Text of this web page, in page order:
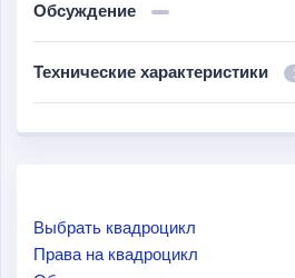
Обсуждение
Технические характеристики
Выбрать квадроцикл
Права на квадроцикл